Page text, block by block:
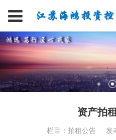
资产拍
栏目：拍租公告 发